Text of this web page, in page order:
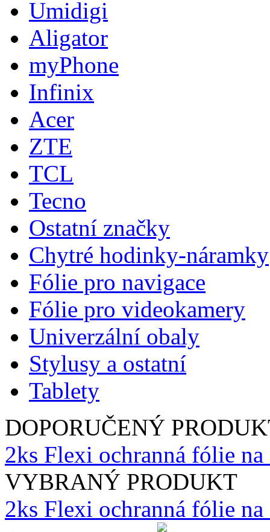
Umidigi
Aligator
myPhone
Infinix
Acer
ZTE
TCL
Tecno
Ostatní značky
Chytré hodinky-náramky
Fólie pro navigace
Fólie pro videokamery
Univerzální obaly
Stylusy a ostatní
Tablety
DOPORUČENÝ
2ks Flexi ochranná fólie
VYBRANÝ PRODUKT
2ks Flexi ochranná fólie